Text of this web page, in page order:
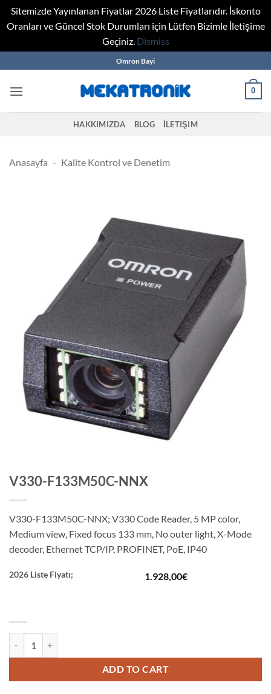
Sitemizde Yayınlanan Fiyatlar 2026 Liste Fiyatlarıdır. İskonto
Oranları ve Güncel Stok Durumları için Lütfen Bizimle İletişime
Geçiniz. Dismiss
to
content
Omron Bayi
0
HAKKIMIZDA BLOG İLETIŞIM
Anasayfa - Kalite Kontrol ve Denetim
V330-F133M50C-NNX
V330-F133M50C-NNX; V330 Code Reader, 5 MP color,
Medium view, Fixed focus 133 mm, No outer light, X-Mode
decoder, Ethernet TCP/IP, PROFINET, PoE, IP40
2026 Liste Fiyatı; 1.928,00€
ADD TO CART